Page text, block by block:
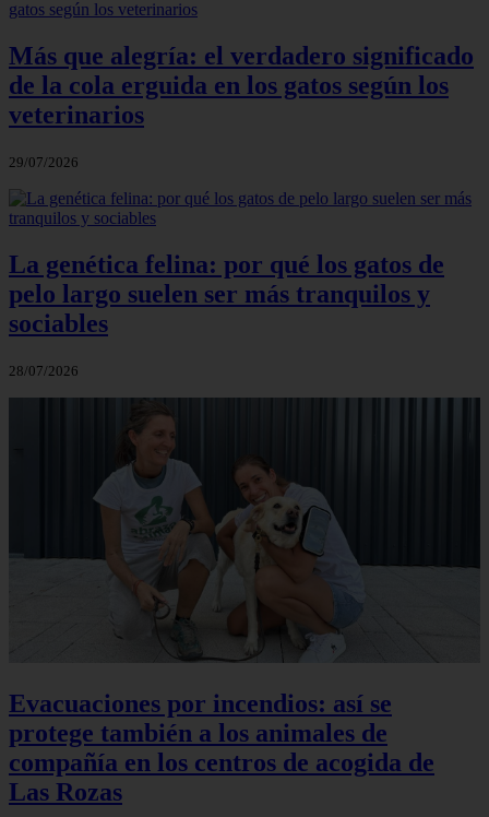
Más que alegría: el verdadero significado
de la cola erguida en los gatos según los
veterinarios
29/07/2026
La genética felina: por qué los gatos de
pelo largo suelen ser más tranquilos y
sociables
28/07/2026
Evacuaciones por incendios: así se
protege también a los animales de
compañía en los centros de acogida de
Las Rozas